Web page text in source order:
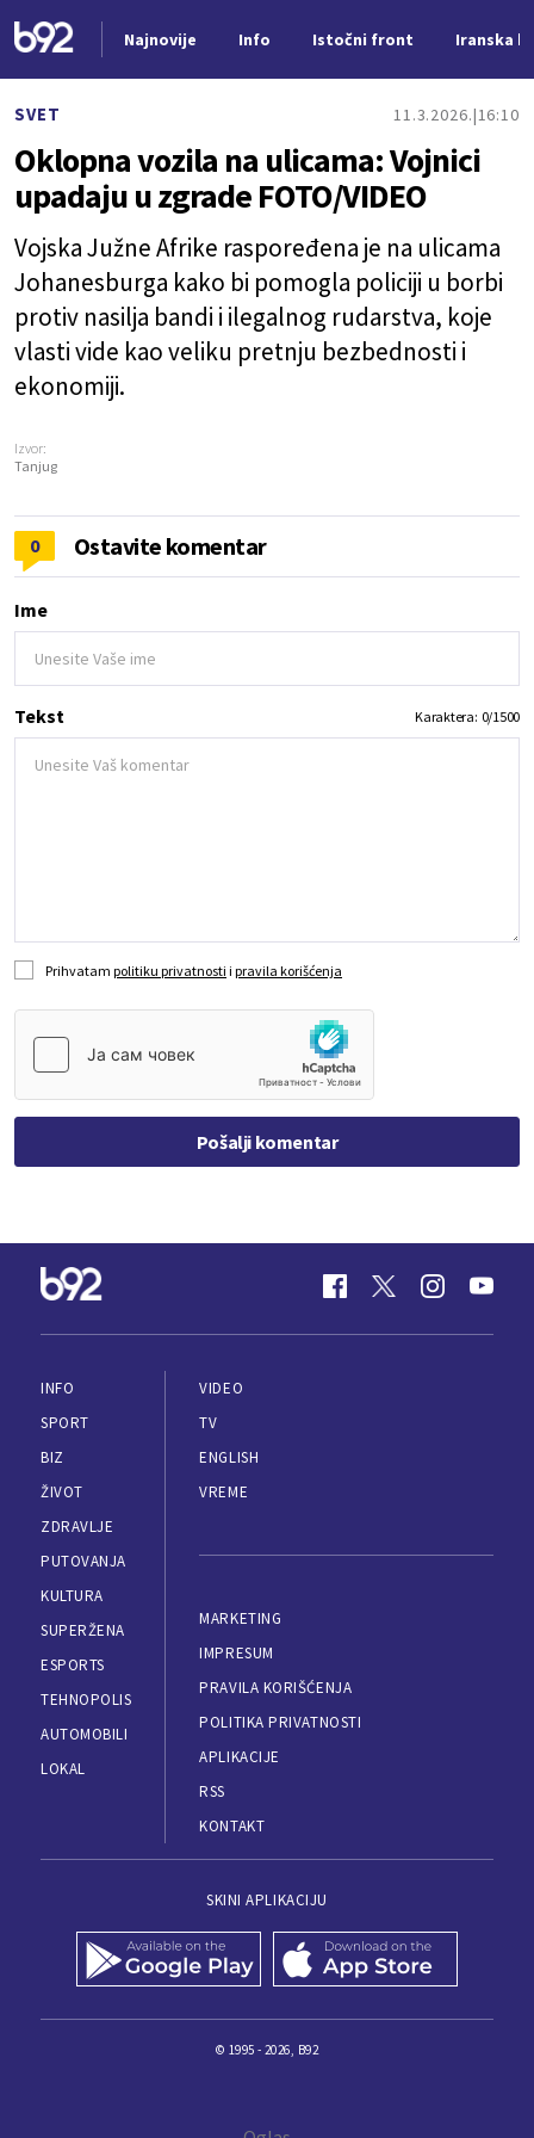
Najnovije Info Istočni front Iranska
SVET 11.3.2026. 16:10
Oklopna vozila na ulicama: Vojnici
upadaju u zgrade FOTO/VIDEO
Vojska Južne Afrike raspoređena je na ulicama
Johanesburga kako bi pomogla policiji u borbi
protiv nasilja bandi i ilegalnog rudarstva, koje
vlasti vide kao veliku pretnju bezbednosti i
ekonomiji.
Izvor:
Tanjug
0 Ostavite komentar
Ime
Tekst Karaktera: 0/1500
Prihvatam politiku privatnosti i pravila korišćenja
Pošalji komentar
INFO
SPORT
BIZ
ŽIVOT
ZDRAVLJE
PUTOVANJA
KULTURA
SUPERŽENA
ESPORTS
TEHNOPOLIS
AUTOMOBILI
LOKAL
VIDEO
TV
ENGLISH
VREME
MARKETING
IMPRESUM
PRAVILA KORIŠĆENJA
POLITIKA PRIVATNOSTI
APLIKACIJE
RSS
KONTAKT
SKINI APLIKACIJU
© 1995 - 2026, B92